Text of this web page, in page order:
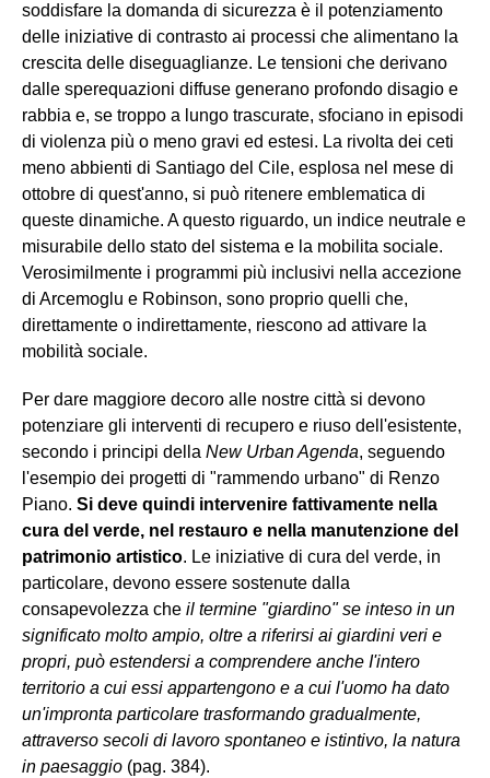
soddisfare la domanda di sicurezza è il potenziamento
delle iniziative di contrasto ai processi che alimentano la
crescita delle diseguaglianze. Le tensioni che derivano
dalle sperequazioni diffuse generano profondo disagio e
rabbia e, se troppo a lungo trascurate, sfociano in episodi
di violenza più o meno gravi ed estesi. La rivolta dei ceti
meno abbienti di Santiago del Cile, esplosa nel mese di
ottobre di quest'anno, si può ritenere emblematica di
queste dinamiche. A questo riguardo, un indice neutrale e
misurabile dello stato del sistema e la mobilita sociale.
Verosimilmente i programmi più inclusivi nella accezione
di Arcemoglu e Robinson, sono proprio quelli che,
direttamente o indirettamente, riescono ad attivare la
mobilità sociale.
Per dare maggiore decoro alle nostre città si devono
potenziare gli interventi di recupero e riuso dell'esistente,
secondo i principi della New Urban Agenda, seguendo
l'esempio dei progetti di "rammendo urbano" di Renzo
Piano. Si deve quindi intervenire fattivamente nella
cura del verde, nel restauro e nella manutenzione del
patrimonio artistico. Le iniziative di cura del verde, in
particolare, devono essere sostenute dalla
consapevolezza che il termine "giardino" se inteso in un
significato molto ampio, oltre a riferirsi ai giardini veri e
propri, può estendersi a comprendere anche I'intero
territorio a cui essi appartengono e a cui l'uomo ha dato
un'impronta particolare trasformando gradualmente,
attraverso secoli di lavoro spontaneo e istintivo, la natura
in paesaggio (pag. 384).